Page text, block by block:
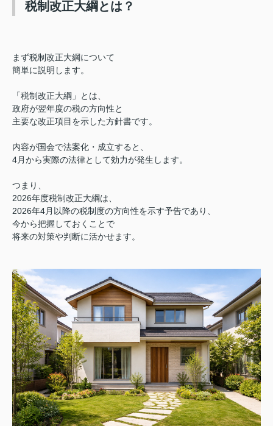
税制改正大綱とは？
まず税制改正大綱について
簡単に説明します。
「税制改正大綱」とは、
政府が翌年度の税の方向性と
主要な改正項目を示した方針書です。
内容が国会で法案化・成立すると、
4月から実際の法律として効力が発生します。
つまり、
2026年度税制改正大綱は、
2026年4月以降の税制度の方向性を示す予告であり、
今から把握しておくことで
将来の対策や判断に活かせます。